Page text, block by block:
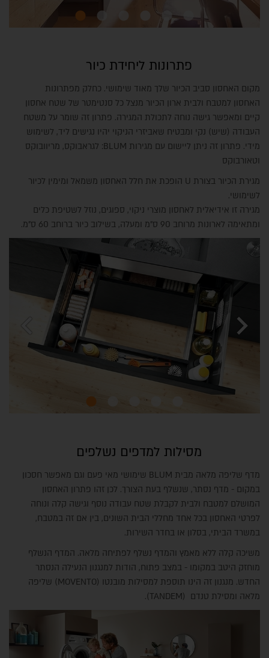
פתרונות ליחידת כיור
מקום האחסון סביב הכיור שלך מאוד שימושי. כחלק מפתרונות
האחסון למטבח ולבית ארון הכיור מנצל כל סנטימטר של שטח אחסון
קיים ומאפשר גישה נוחה לתכולת המגירה. פתרון זה שומר על משטח
העבודה (שיש) נקי ומבטיח שאביזרי הניקוי יהיו נגישים ליד, לשימוש
מידי. פתרון זה ניתן ליישום עם מגירות BLUM: לגראבוקס, מריוובוקס
וטאורבוקס
מגירת הכיור בצורת U הופכת את חלל האחסון משמאל ומימין לכיור
לשימושי.
מגירה זו אידיאלית לאחסון מוצרי ניקוי, ספוגים, נוזל לשטיפת כלים
ומתאימה לארונות מרוחב 90 ס"מ ומעלה, בשילוב כיור ברוחב 60 ס"מ.
chevron_right
מסילות למדפים נשלפים
מדף שליפה מלאה מבית BLUM שימושי מאי פעם וגם מאפשר חסכון
במקום - מדף נסתר, שנשלף בעת הצורך. לכן זהו פתרון האחסון
המושלם למטבח ולבית לקבלת שטח עבודה נוסף וגישה קלה ונוחה
לפרטי האחסון בכל אחד מחללי הבית השונים, בין אם זה במטבח,
במשרד הביתי, בסלון או בחדר השירות.
משיכה קלה ללא מאמץ והמדף נשלף לפתיחה מלאה. המדף הנשלף
מוחזק היטב במקומו - במצב פתוח, הודות למנגנון הנעילה הנסתר
החדש. מנגנון זה הינו תוספת למסילות מובנטו (MOVENTO) שליפה
מלאה ומסילת טנדם (TANDEM).